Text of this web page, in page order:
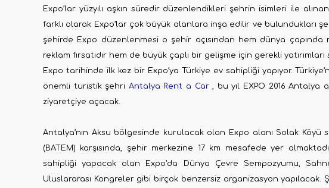
Expo’lar yüzyılı aşkın süredir düzenlendikleri şehrin isimleri ile
farklı olarak Expo’lar çok büyük alanlara inşa edilir ve bulundukları
şehirde Expo düzenlenmesi o şehir açısından hem dünya
reklam fırsatıdır hem de büyük çaplı bir gelişme için gerekli
Expo tarihinde ilk kez bir Expo’ya Türkiye ev sahipliği yapıyor.
önemli turistik şehri Antalya Rent a Car, bu yıl EXPO 2016 Antalya
ziyaretçiye açacak.
Antalya’nın Aksu bölgesinde kurulacak olan Expo alanı Solak Köyü
(BATEM) karşısında, şehir merkezine 17 km mesafede yer
sahipliği yapacak olan Expo’da Dünya Çevre Sempozyumu,
Uluslararası Kongreler gibi birçok benzersiz organizasyon yapılacak.